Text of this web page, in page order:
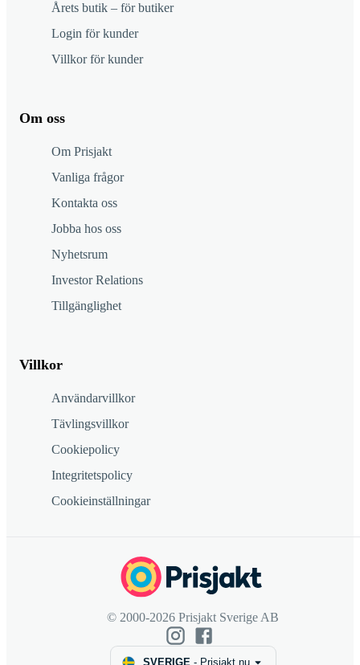
Årets butik – för butiker
Login för kunder
Villkor för kunder
Om oss
Om Prisjakt
Vanliga frågor
Kontakta oss
Jobba hos oss
Nyhetsrum
Investor Relations
Tillgänglighet
Villkor
Användarvillkor
Tävlingsvillkor
Cookiepolicy
Integritetspolicy
Cookieinställningar
© 2000-2026 Prisjakt Sverige AB
SVERIGE - Prisjakt.nu